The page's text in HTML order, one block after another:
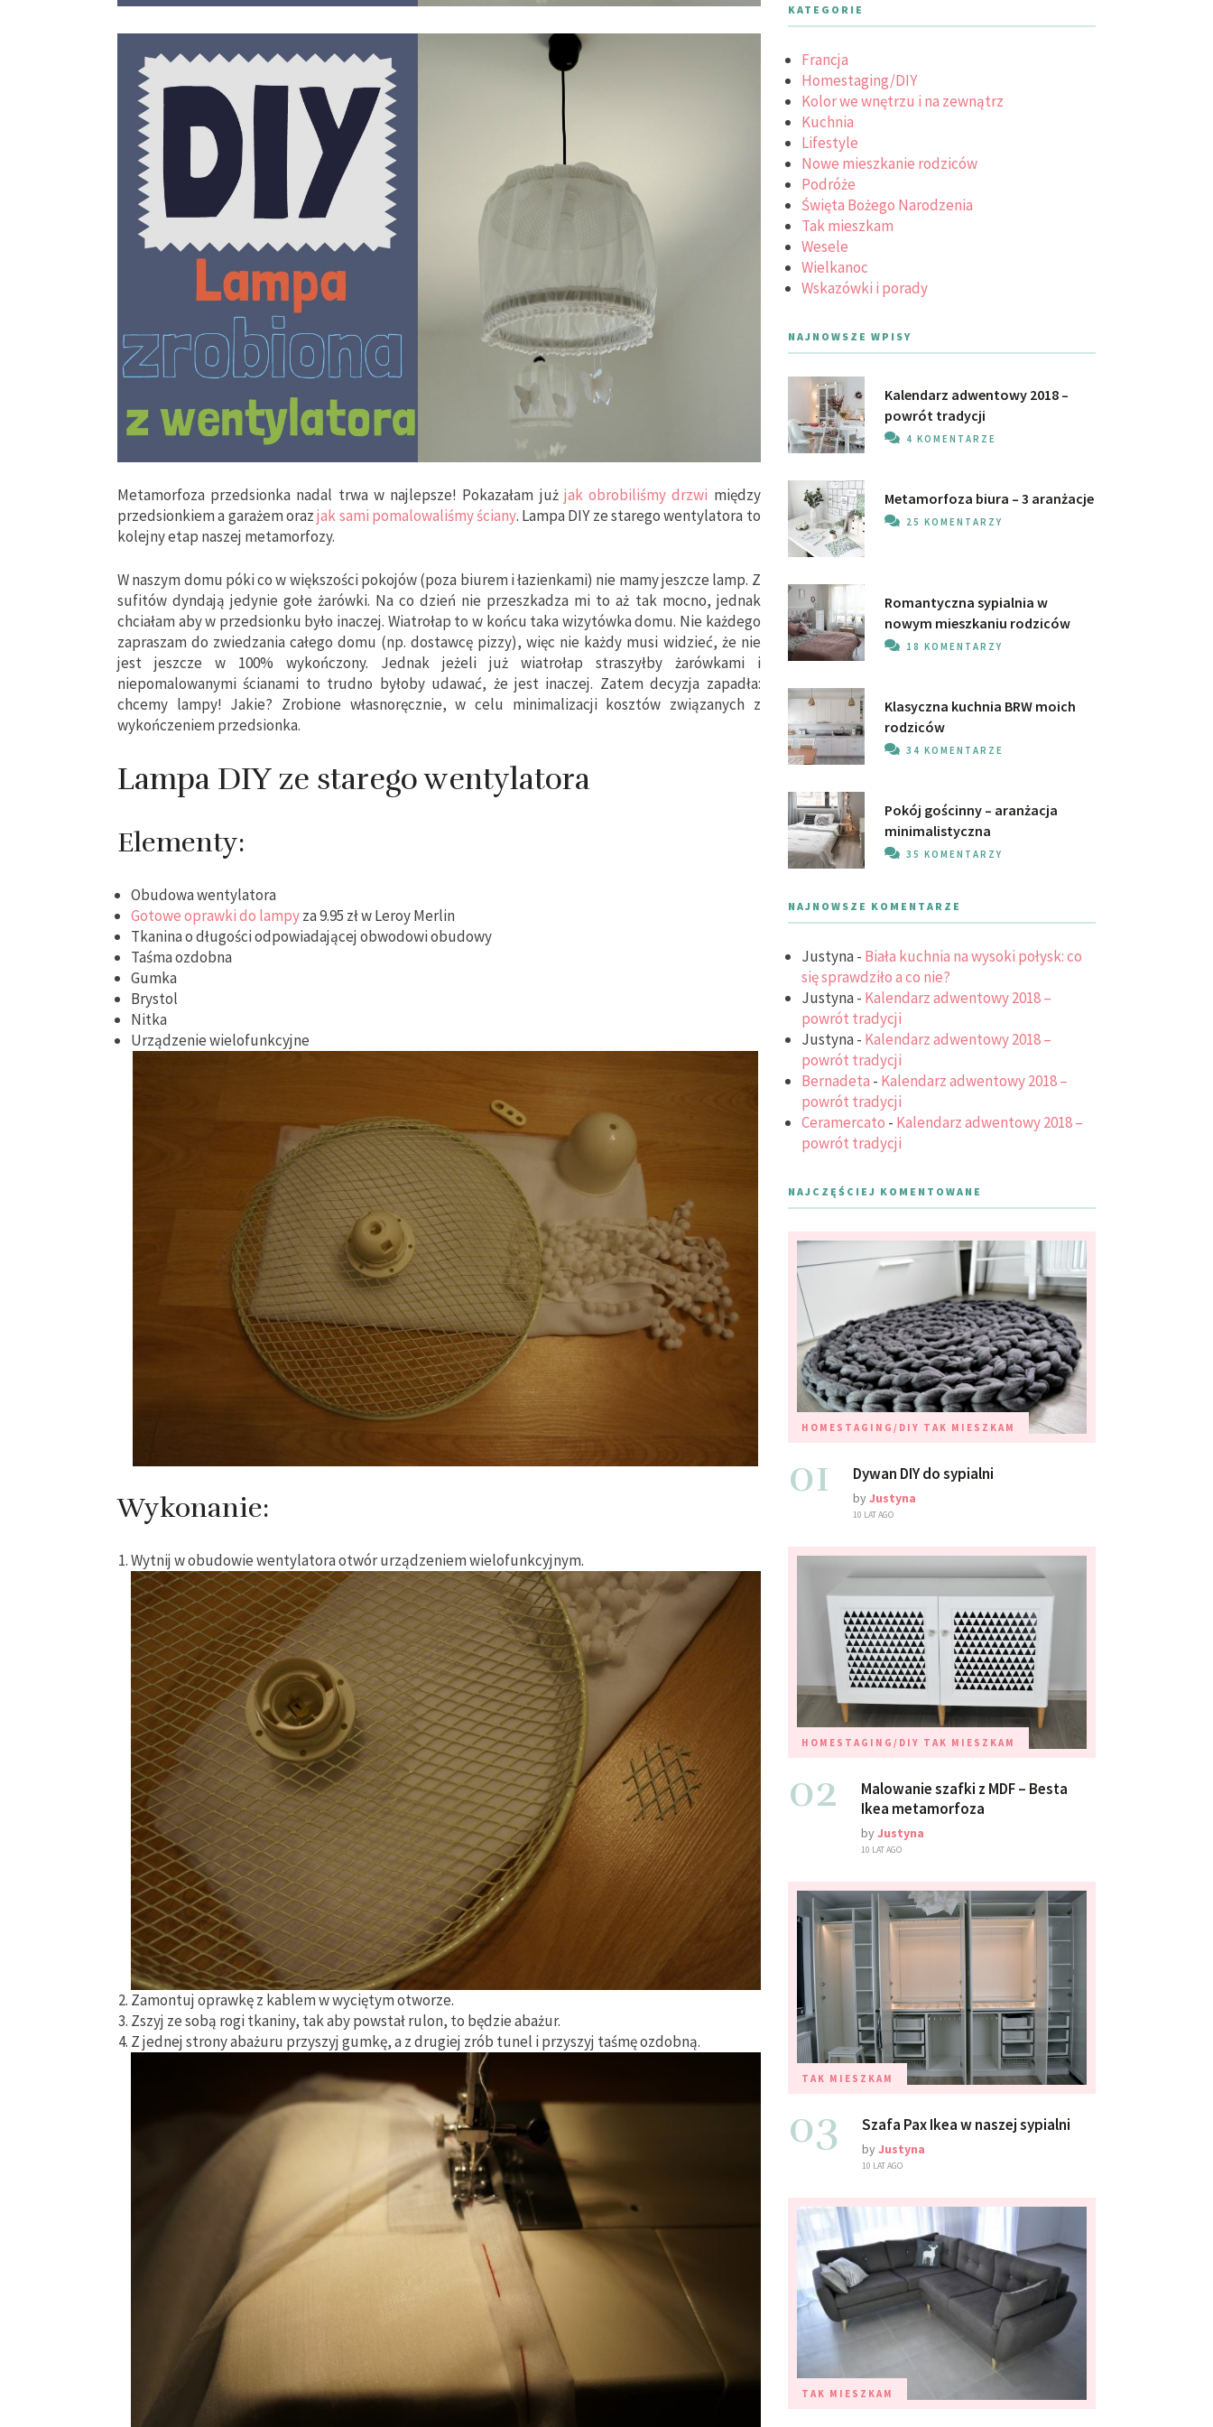
Metamorfoza przedsionka nadal trwa w najlepsze! Pokazałam już jak obrobiliśmy drzwi między
przedsionkiem a garażem orazjak sami pomalowaliśmy ściany. Lampa DIY ze starego wentylatora to
kolejny etap naszej metamorfozy.
W naszym domu póki co w większości pokojów (poza biurem i łazienkami) nie mamy jeszcze lamp. Z
sufitów dyndają jedynie gołe żarówki. Na co dzień nie przeszkadza mi to aż tak mocno, jednak
chciałam aby w przedsionku było inaczej. Wiatrołap to w końcu taka wizytówka domu. Nie każdego
zapraszam do zwiedzania całego domu (np. dostawcę pizzy), więc nie każdy musi widzieć, że nie
jest jeszcze w 100% wykończony. Jednak jeżeli już wiatrołap straszyłby żarówkami i
niepomalowanymi ścianami to trudno byłoby udawać, że jest inaczej. Zatem decyzja zapadła:
chcemy lampy! Jakie? Zrobione własnoręcznie, w celu minimalizacji kosztów związanych z
wykończeniem przedsionka.
Lampa DIY ze starego wentylatora
Elementy:
Obudowa wentylatora
Gotowe oprawki do lampyza 9.95 zł w Leroy Merlin
Tkanina o długości odpowiadającej obwodowi obudowy
Taśma ozdobna
Gumka
Brystol
Nitka
Urządzenie wielofunkcyjne
Wykonanie:
Wytnij w obudowie wentylatora otwór urządzeniem wielofunkcyjnym.
Zamontuj oprawkę z kablem w wyciętym otworze.
Zszyj ze sobą rogi tkaniny, tak aby powstał rulon, to będzie abażur.
Z jednej strony abażuru przyszyj gumkę, a z drugiej zrób tunel i przyszyj taśmę ozdobną.
KATEGORIE
Francja
Homestaging/DIY
Kolor we wnętrzu i na zewnątrz
Kuchnia
Lifestyle
Nowe mieszkanie rodziców
Podróże
Święta Bożego Narodzenia
Tak mieszkam
Wesele
Wielkanoc
Wskazówki i porady
NAJNOWSZE WPISY
Kalendarz adwentowy 2018 –
powrót tradycji
4 KOMENTARZE
Metamorfoza biura – 3 aranżacje
25 KOMENTARZY
Romantyczna sypialnia w
nowym mieszkaniu rodziców
18 KOMENTARZY
Klasyczna kuchnia BRW moich
rodziców
34 KOMENTARZE
Pokój gościnny – aranżacja
minimalistyczna
35 KOMENTARZY
NAJNOWSZE KOMENTARZE
Justyna- Biała kuchnia na wysoki połysk: co
się sprawdziło a co nie?
Justyna- Kalendarz adwentowy 2018 –
powrót tradycji
Justyna- Kalendarz adwentowy 2018 –
powrót tradycji
Bernadeta - Kalendarz adwentowy 2018 –
powrót tradycji
Ceramercato - Kalendarz adwentowy 2018 –
powrót tradycji
NAJCZĘŚCIEJ KOMENTOWANE
HOMESTAGING/DIY TAK MIESZKAM
01 Dywan DIY do sypialni
byJustyna
10 LAT AGO
HOMESTAGING/DIY TAK MIESZKAM
02
Malowanie szafki z MDF – Besta
Ikea metamorfoza
byJustyna
10 LAT AGO
TAK MIESZKAM
03 Szafa Pax Ikea w naszej sypialni
byJustyna
10 LAT AGO
TAK MIESZKAM